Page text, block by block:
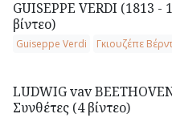
GUISEPPE VERDI (1813 -
βίντεο)
Guiseppe Verdi Γκιουζέπε
LUDWIG vav
Συνθέτες (4 βίντεο)